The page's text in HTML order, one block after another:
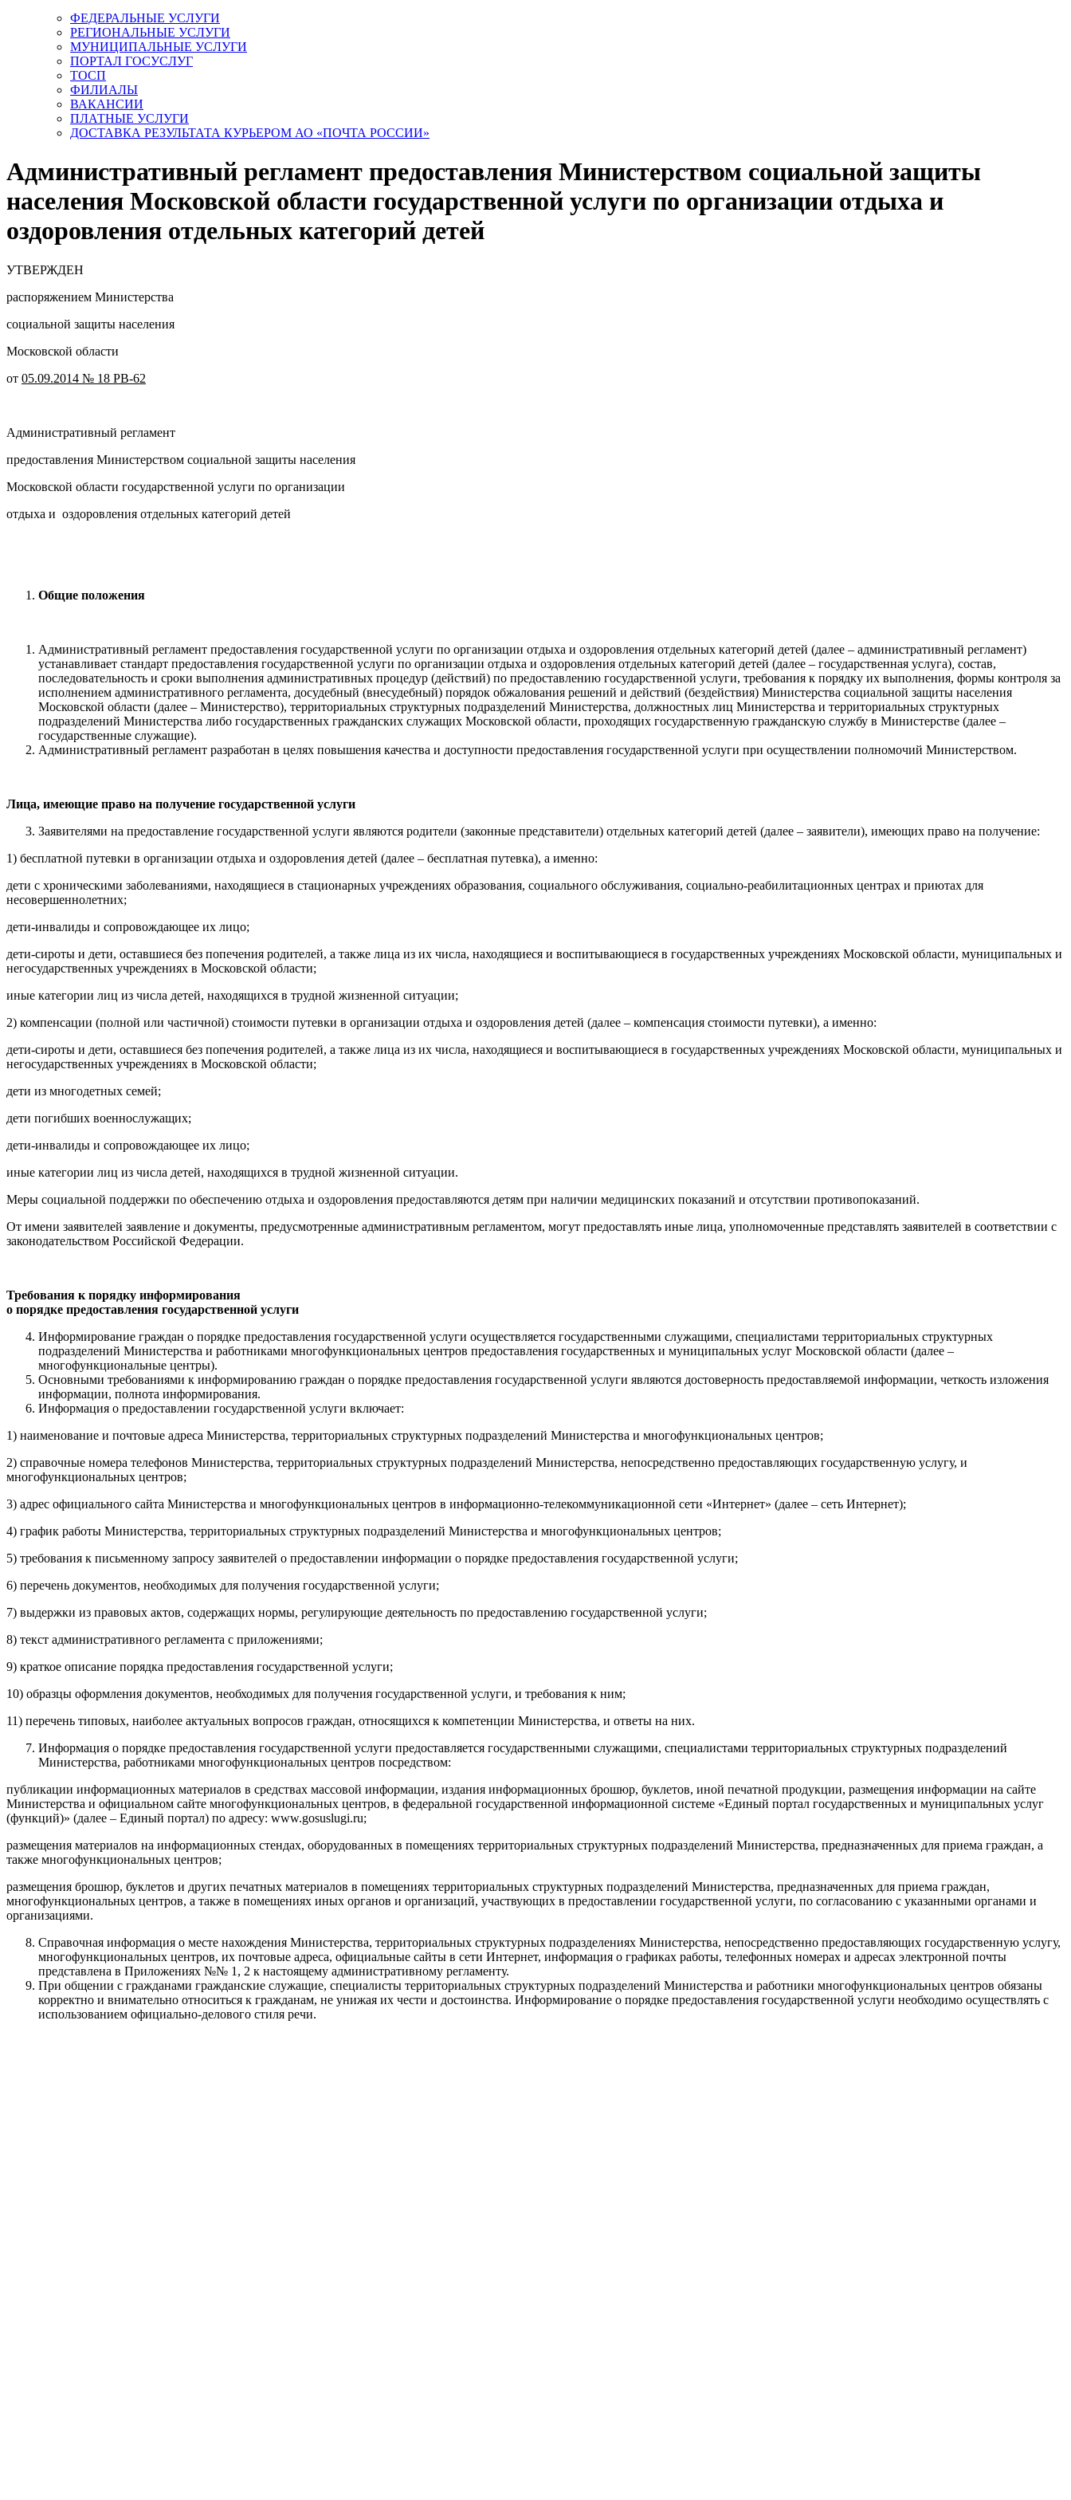
ФЕДЕРАЛЬНЫЕ УСЛУГИ
РЕГИОНАЛЬНЫЕ УСЛУГИ
МУНИЦИПАЛЬНЫЕ УСЛУГИ
ПОРТАЛ ГОСУСЛУГ
ТОСП
ФИЛИАЛЫ
ВАКАНСИИ
ПЛАТНЫЕ УСЛУГИ
ДОСТАВКА РЕЗУЛЬТАТА КУРЬЕРОМ АО «ПОЧТА РОССИИ»
Административный регламент предоставления Министерством социальной защиты
населения Московской области государственной услуги по организации отдыха и
оздоровления отдельных категорий детей
УТВЕРЖДЕН
распоряжением Министерства
социальной защиты населения
Московской области
от 05.09.2014 № 18 РВ-62
Административный регламент
предоставления Министерством социальной защиты населения
Московской области государственной услуги по организации
отдыха и оздоровления отдельных категорий детей
Общие положения
Административный регламент предоставления государственной услуги по организации отдыха и оздоровления отдельных категорий детей (далее – административный регламент)
устанавливает стандарт предоставления государственной услуги по организации отдыха и оздоровления отдельных категорий детей (далее – государственная услуга) состав,
последовательность и сроки выполнения административных процедур (действий) по предоставлению государственной услуги, требования к порядку их выполнения, формы контроля за
исполнением административного регламента, досудебный (внесудебный) порядок обжалования решений и действий (бездействия) Министерства социальной защиты населения
Московской области (далее – Министерство), территориальных структурных подразделений Министерства, должностных лиц Министерства и территориальных структурных
подразделений Министерства либо государственных гражданских служащих Московской области, проходящих государственную гражданскую службу в Министерстве (далее –
государственные служащие).
Административный регламент разработан в целях повышения качества и доступности предоставления государственной услуги при осуществлении полномочий Министерством.
Лица, имеющие право на получение государственной услуги
Заявителями на предоставление государственной услуги являются родители (законные представители) отдельных категорий детей (далее – заявители), имеющих право на получение:
1) бесплатной путевки в организации отдыха и оздоровления детей (далее – бесплатная путевка), а именно:
дети с хроническими заболеваниями, находящиеся в стационарных учреждениях образования, социального обслуживания, социально-реабилитационных центрах и приютах для
несовершеннолетних;
дети-инвалиды и сопровождающее их лицо;
дети-сироты и дети, оставшиеся без попечения родителей, а также лица из их числа, находящиеся и воспитывающиеся в государственных учреждениях Московской области, муниципальных и
негосударственных учреждениях в Московской области;
иные категории лиц из числа детей, находящихся в трудной жизненной ситуации;
2) компенсации (полной или частичной) стоимости путевки в организации отдыха и оздоровления детей (далее – компенсация стоимости путевки), а именно:
дети-сироты и дети, оставшиеся без попечения родителей, а также лица из их числа, находящиеся и воспитывающиеся в государственных учреждениях Московской области, муниципальных и
негосударственных учреждениях в Московской области;
дети из многодетных семей;
дети погибших военнослужащих;
дети-инвалиды и сопровождающее их лицо;
иные категории лиц из числа детей, находящихся в трудной жизненной ситуации.
Меры социальной поддержки по обеспечению отдыха и оздоровления предоставляются детям при наличии медицинских показаний и отсутствии противопоказаний.
От имени заявителей заявление и документы, предусмотренные административным регламентом, могут предоставлять иные лица, уполномоченные представлять заявителей в соответствии с
законодательством Российской Федерации.
Требования к порядку информирования
о порядке предоставления государственной услуги
Информирование граждан о порядке предоставления государственной услуги осуществляется государственными служащими, специалистами территориальных структурных
подразделений Министерства и работниками многофункциональных центров предоставления государственных и муниципальных услуг Московской области (далее –
многофункциональные центры).
Основными требованиями к информированию граждан о порядке предоставления государственной услуги являются достоверность предоставляемой информации, четкость изложения
информации, полнота информирования.
Информация о предоставлении государственной услуги включает:
1) наименование и почтовые адреса Министерства, территориальных структурных подразделений Министерства и многофункциональных центров;
2) справочные номера телефонов Министерства, территориальных структурных подразделений Министерства, непосредственно предоставляющих государственную услугу, и
многофункциональных центров;
3) адрес официального сайта Министерства и многофункциональных центров в информационно-телекоммуникационной сети «Интернет» (далее – сеть Интернет);
4) график работы Министерства, территориальных структурных подразделений Министерства и многофункциональных центров;
5) требования к письменному запросу заявителей о предоставлении информации о порядке предоставления государственной услуги;
6) перечень документов, необходимых для получения государственной услуги;
7) выдержки из правовых актов, содержащих нормы, регулирующие деятельность по предоставлению государственной услуги;
8) текст административного регламента с приложениями;
9) краткое описание порядка предоставления государственной услуги;
10) образцы оформления документов, необходимых для получения государственной услуги, и требования к ним;
11) перечень типовых, наиболее актуальных вопросов граждан, относящихся к компетенции Министерства, и ответы на них.
Информация о порядке предоставления государственной услуги предоставляется государственными служащими, специалистами территориальных структурных подразделений
Министерства, работниками многофункциональных центров посредством:
публикации информационных материалов в средствах массовой информации, издания информационных брошюр, буклетов, иной печатной продукции, размещения информации на сайте
Министерства и официальном сайте многофункциональных центров, в федеральной государственной информационной системе «Единый портал государственных и муниципальных услуг
(функций)» (далее – Единый портал) по адресу: www.gosuslugi.ru;
размещения материалов на информационных стендах, оборудованных в помещениях территориальных структурных подразделений Министерства, предназначенных для приема граждан, а
также многофункциональных центров;
размещения брошюр, буклетов и других печатных материалов в помещениях территориальных структурных подразделений Министерства, предназначенных для приема граждан,
многофункциональных центров, а также в помещениях иных органов и организаций, участвующих в предоставлении государственной услуги, по согласованию с указанными органами и
организациями.
Справочная информация о месте нахождения Министерства, территориальных структурных подразделениях Министерства, непосредственно предоставляющих государственную услугу,
многофункциональных центров, их почтовые адреса, официальные сайты в сети Интернет, информация о графиках работы, телефонных номерах и адресах электронной почты
представлена в Приложениях №№ 1, 2 к настоящему административному регламенту.
При общении с гражданами гражданские служащие, специалисты территориальных структурных подразделений Министерства и работники многофункциональных центров обязаны
корректно и внимательно относиться к гражданам, не унижая их чести и достоинства. Информирование о порядке предоставления государственной услуги необходимо осуществлять с
использованием официально-делового стиля речи.